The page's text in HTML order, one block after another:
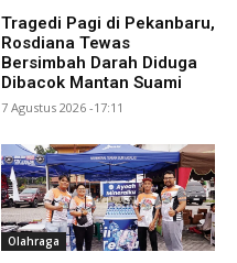
Tragedi Pagi di Pekanbaru,
Rosdiana Tewas
Bersimbah Darah Diduga
Dibacok Mantan Suami
7 Agustus 2026 -17:11
Olahraga